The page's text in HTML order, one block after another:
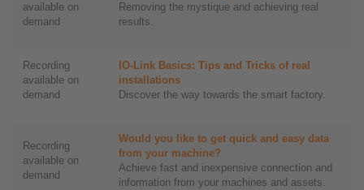
available on
demand
Removing the mystique and achieving real
results.
Recording
available on
demand
IO-Link Basics: Tips and Tricks of real
installations
Discover the way towards the smart factory.
Recording
available on
demand
Would you like to get quick and easy data
from your machine?
Achieve fast and inexpensive connection and
information from your machines and assets.